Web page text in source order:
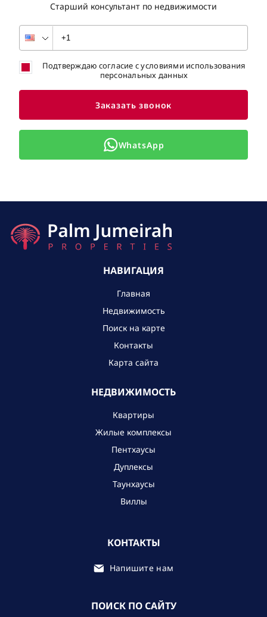
Старший консультант по недвижимости
Подтверждаю согласие с условиями использования
персональных данных
Заказать звонок
WhatsApp
НАВИГАЦИЯ
Главная
Недвижимость
Поиск на карте
Контакты
Карта сайта
НЕДВИЖИМОСТЬ
Квартиры
Жилые комплексы
Пентхаусы
Дуплексы
Таунхаусы
Виллы
КОНТАКТЫ
Напишите нам
ПОИСК ПО САЙТУ